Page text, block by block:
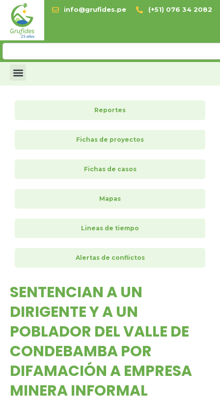
info@grufides.pe (+51) 076 34 2082
Reportes
Fichas de proyectos
Fichas de casos
Mapas
Lineas de tiempo
Alertas de conflictos
SENTENCIAN A UN
DIRIGENTE Y A UN
POBLADOR DEL VALLE DE
CONDEBAMBA POR
DIFAMACIÓN A EMPRESA
MINERA INFORMAL